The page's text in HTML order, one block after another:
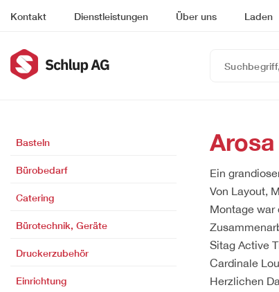
Kontakt Dienstleistungen Über uns Laden
Suchbegriff,
Basteln
Bürobedarf
Catering
Bürotechnik, Geräte
Druckerzubehör
Einrichtung
Ein
Von Layout,
Montage war
Sitag Active
Cardinale
Herzlichen